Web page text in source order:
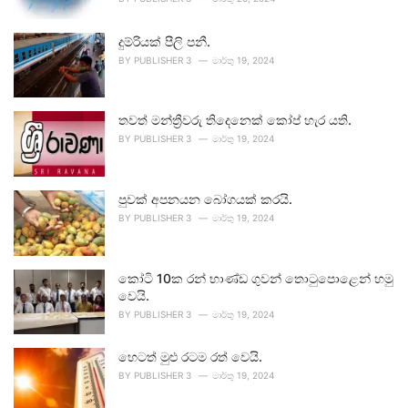
දුම්රියක් පීලි පනී.
BY PUBLISHER 3 මාර්තු 19, 2024
තවත් මන්ත්‍රීවරු තිදෙනෙක් කෝප් හැර යති.
BY PUBLISHER 3 මාර්තු 19, 2024
පුවක් අපනයන බෝගයක් කරයි.
BY PUBLISHER 3 මාර්තු 19, 2024
කෝටි 10ක රන් භාණ්ඩ ගුවන් තොටුපොළෙන් හමු
වෙයි.
BY PUBLISHER 3 මාර්තු 19, 2024
හෙටත් මුළු රටම රත් වෙයි.
BY PUBLISHER 3 මාර්තු 19, 2024